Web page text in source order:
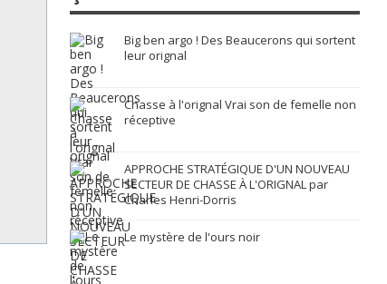
Big ben argo ! Des Beaucerons qui sortent
leur orignal
Chasse à l'orignal Vrai son de femelle non
réceptive
APPROCHE STRATÉGIQUE D'UN NOUVEAU
SECTEUR DE CHASSE À L'ORIGNAL par
Charles Henri-Dorris
Le mystère de l'ours noir